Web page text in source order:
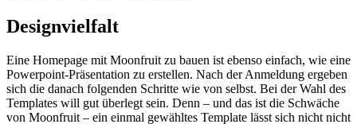
Designvielfalt
Eine Homepage mit Moonfruit zu bauen ist ebenso einfach, wie eine
Powerpoint-Präsentation zu erstellen. Nach der Anmeldung ergeben
sich die danach folgenden Schritte wie von selbst. Bei der Wahl des
Templates will gut überlegt sein. Denn – und das ist die Schwäche
von Moonfruit – ein einmal gewähltes Template lässt sich nicht nicht